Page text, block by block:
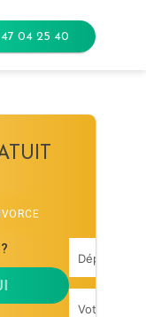
47 04 25 40